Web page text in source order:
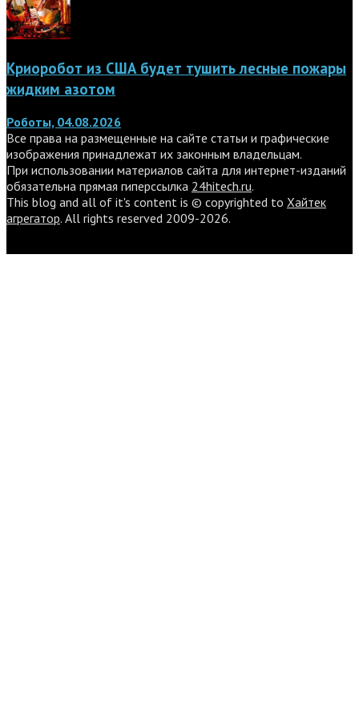
Криоробот из США будет тушить лесные пожары
жидким азотом
Роботы, 04.08.2026
Все права на размещенные на сайте статьи и графические
изображения принадлежат их законным владельцам.
При использовании материалов сайта для интернет-изданий
обязательна прямая гиперссылка 24hitech.ru.
This blog and all of it's content is © copyrighted to Хайтек
агрегатор. All rights reserved 2009-2026.